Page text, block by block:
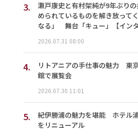
3.
瀬戸康史と有村架純が9年ぶり
められているものを解き放って
なる」 舞台「キュー」【インタ
2026.07.31 08:00
4.
リトアニアの手仕事の魅力 東
館で展覧会
2026.07.30 11:01
5.
紀伊勝浦の魅力を堪能 ホテル
をリニューアル